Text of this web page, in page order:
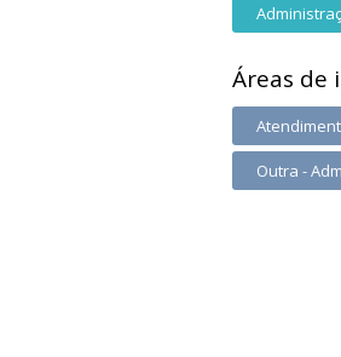
Áreas de
Outra -